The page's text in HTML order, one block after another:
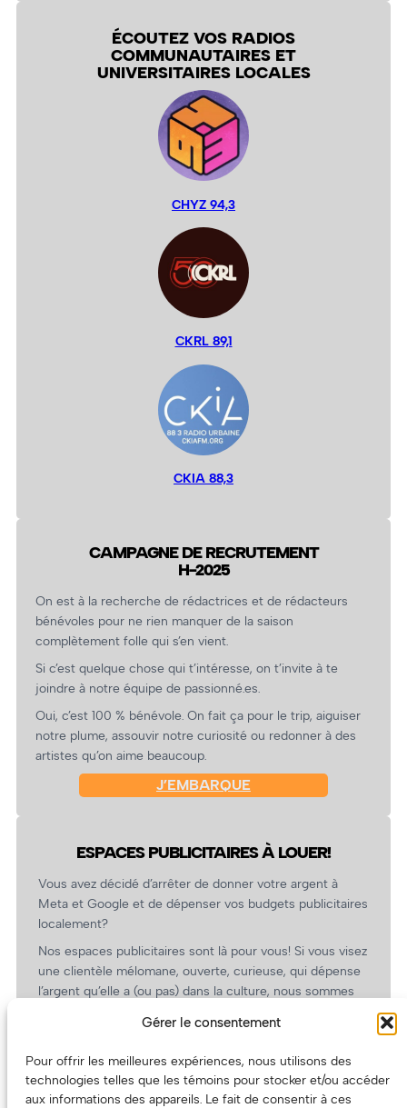
Gérer le consentement
Pour offrir les meilleures expériences, nous utilisons des
technologies telles que les témoins pour stocker et/ou accéder
aux informations des appareils. Le fait de consentir à ces
ÉCOUTEZ VOS RADIOS
COMMUNAUTAIRES ET
UNIVERSITAIRES LOCALES
CHYZ 94,3
CKRL 89,1
CKIA 88,3
CAMPAGNE DE RECRUTEMENT
H-2025
On est à la recherche de rédactrices et de rédacteurs
bénévoles pour ne rien manquer de la saison
complètement folle qui s’en vient.
Si c’est quelque chose qui t’intéresse, on t’invite à te
joindre à notre équipe de passionné.es.
Oui, c’est 100 % bénévole. On fait ça pour le trip, aiguiser
notre plume, assouvir notre curiosité ou redonner à des
artistes qu’on aime beaucoup.
J’EMBARQUE
ESPACES PUBLICITAIRES À LOUER!
Vous avez décidé d’arrêter de donner votre argent à
Meta et Google et de dépenser vos budgets publicitaires
localement?
Nos espaces publicitaires sont là pour vous! Si vous visez
une clientèle mélomane, ouverte, curieuse, qui dépense
l’argent qu’elle a (ou pas) dans la culture, nous sommes
revient.
(Oui, on va avoir des tarifs spéciaux pour vous, les